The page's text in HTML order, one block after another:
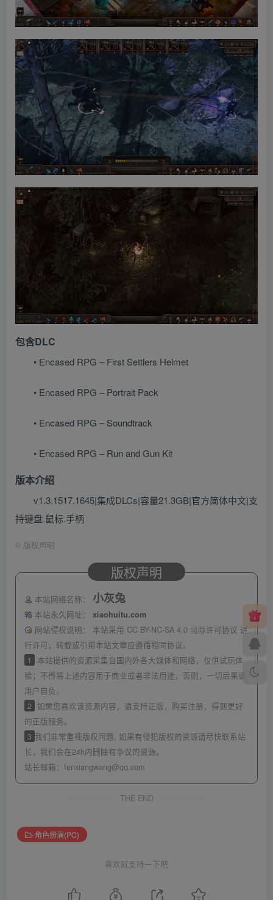
包含DLC
• Encased RPG – First Settlers Helmet
• Encased RPG – Portrait Pack
• Encased RPG – Soundtrack
• Encased RPG – Run and Gun Kit
版本介绍
v1.3.1517.1645|集成DLCs|容量21.3GB|官方简体中文|支
持键盘.鼠标.手柄
© 版权声明
版权声明
本站网络名称： 小灰兔
本站永久网址：
xiaohuitu.com
网站侵权说明：
本站采用 CC BY-NC-SA 4.0 国际许可协议 进
行许可，转载或引用本站文章应遵循相同协议。
1
本站提供的资源采集自国内外各大媒体和网络，仅供试玩体
验；不得将上述内容用于商业或者非法用途，否则，一切后果请
用户自负。
2
如果您喜欢该资源内容，请支持正版，购买注册，得到更好
的正版服务。
3 我们非常重视版权问题, 如果有侵犯版权的资源请尽快联系站
长，我们会在24h内删除有争议的资源。
站长邮箱： fenxiangwang@qq.com
THE END
角色扮演(PC)
喜欢就支持一下吧